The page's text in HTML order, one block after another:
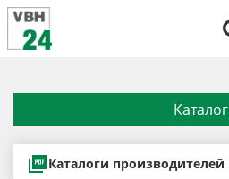
Каталог
Каталоги производителей